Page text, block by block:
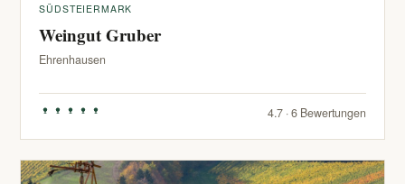
SÜDSTEIERMARK
Weingut Gruber
Ehrenhausen
4.7 · 6 Bewertungen